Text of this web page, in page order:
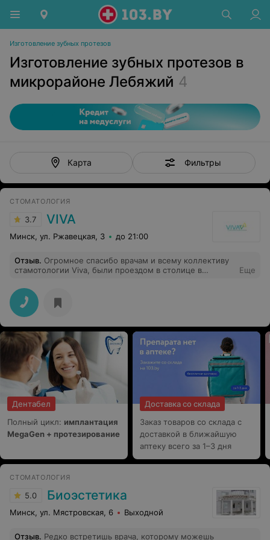
Изготовление зубных протезов
Изготовление зубных протезов в
микрорайоне Лебяжий 4
Карта Фильтры
СТОМАТОЛОГИЯ
3.7 VIVA
Минск, ул. Ржавецкая, 3 до 21:00
Отзыв. Огромное спасибо врачам и всему коллективу
стамотологии Viva, были проездом в столице в
боли, об звонили четыре стоматологии, ( то,нет врача,
то только по записи),отозвались только здесь!
Администратор Лариса вежлива, компетентна всё
обьяснила поятно и пригласила врача. Оперативно,
профессионально приняли, очень приятно, что есть
такие клинники.
Еще
Дентабел
Полный цикл: имплантация
MegaGen + протезирование
Доставка со склада
Заказ товаров со склада с
доставкой в ближайшую
аптеку всего за 1–3 дня
СТОМАТОЛОГИЯ
5.0 Биоэстетика
Минск, ул. Мястровская, 6 Выходной
Отзыв. Редко встретишь врача, которому можешь